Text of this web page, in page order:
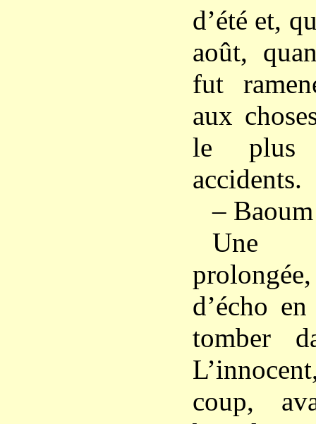
d’été et,
août,
fut
aux
le plus
accidents.
–
Une
d’écho
tomber
coup,